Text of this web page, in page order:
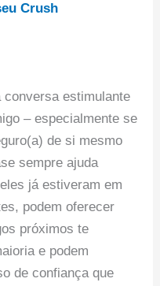
Crush
conversa estimulante
– especialmente se
de si mesmo
sempre ajuda
já estiveram em
podem oferecer
próximos te
e podem
de confiança que